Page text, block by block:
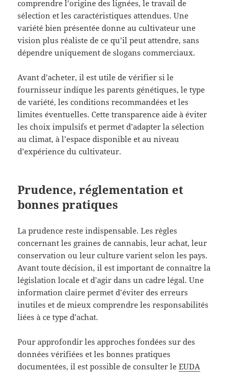
comprendre l’origine des lignées, le travail de
sélection et les caractéristiques attendues. Une
variété bien présentée donne au cultivateur une
vision plus réaliste de ce qu’il peut attendre, sans
dépendre uniquement de slogans commerciaux.
Avant d’acheter, il est utile de vérifier si le
fournisseur indique les parents génétiques, le type
de variété, les conditions recommandées et les
limites éventuelles. Cette transparence aide à éviter
les choix impulsifs et permet d’adapter la sélection
au climat, à l’espace disponible et au niveau
d’expérience du cultivateur.
Prudence, réglementation et
bonnes pratiques
La prudence reste indispensable. Les règles
concernant les graines de cannabis, leur achat, leur
conservation ou leur culture varient selon les pays.
Avant toute décision, il est important de connaître la
législation locale et d’agir dans un cadre légal. Une
information claire permet d’éviter des erreurs
inutiles et de mieux comprendre les responsabilités
liées à ce type d’achat.
Pour approfondir les approches fondées sur des
données vérifiées et les bonnes pratiques
documentées, il est possible de consulter leEUDA